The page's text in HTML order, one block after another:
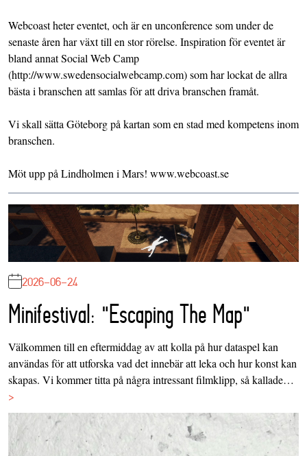
Webcoast heter eventet, och är en unconference som under de
senaste åren har växt till en stor rörelse. Inspiration för eventet är
bland annat Social Web Camp
(http://www.swedensocialwebcamp.com) som har lockat de allra
bästa i branschen att samlas för att driva branschen framåt.
Vi skall sätta Göteborg på kartan som en stad med kompetens inom
branschen.
Möt upp på Lindholmen i Mars! www.webcoast.se
2026-06-24
Minifestival: "Escaping The Map"
Välkommen till en eftermiddag av att kolla på hur dataspel kan
användas för att utforska vad det innebär att leka och hur konst kan
skapas. Vi kommer titta på några intressant filmklipp, så kallade…
>